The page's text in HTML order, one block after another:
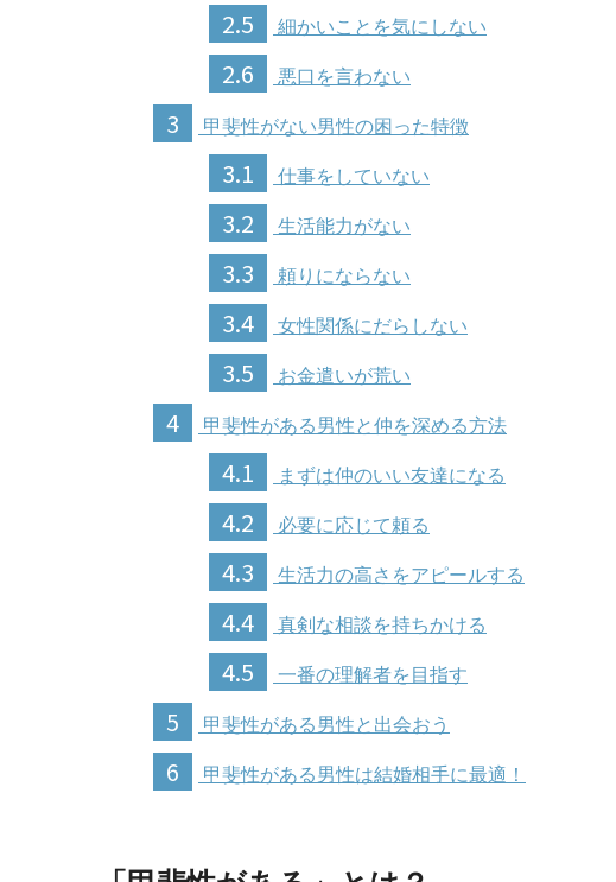
2.5 細かいことを気にしない
2.6 悪口を言わない
3 甲斐性がない男性の困った特徴
3.1 仕事をしていない
3.2 生活能力がない
3.3 頼りにならない
3.4 女性関係にだらしない
3.5 お金遣いが荒い
4 甲斐性がある男性と仲を深める方法
4.1 まずは仲のいい友達になる
4.2 必要に応じて頼る
4.3 生活力の高さをアピールする
4.4 真剣な相談を持ちかける
4.5 一番の理解者を目指す
5 甲斐性がある男性と出会おう
6 甲斐性がある男性は結婚相手に最適！